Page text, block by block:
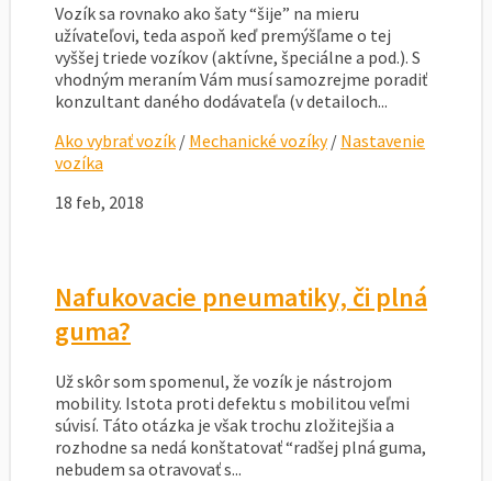
Vozík sa rovnako ako šaty “šije” na mieru
užívateľovi, teda aspoň keď premýšľame o tej
vyššej triede vozíkov (aktívne, špeciálne a pod.). S
vhodným meraním Vám musí samozrejme poradiť
konzultant daného dodávateľa (v detailoch...
Ako vybrať vozík / Mechanické vozíky/ Nastavenie
vozíka
18 feb, 2018
Nafukovacie pneumatiky, či plná
guma?
Už skôr som spomenul, že vozík je nástrojom
mobility. Istota proti defektu s mobilitou veľmi
súvisí. Táto otázka je však trochu zložitejšia a
rozhodne sa nedá konštatovať “radšej plná guma,
nebudem sa otravovať s...